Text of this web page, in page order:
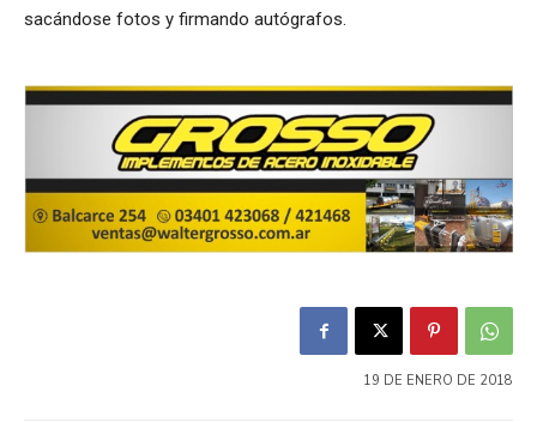
sacándose fotos y firmando autógrafos.
19 DE ENERO DE 2018